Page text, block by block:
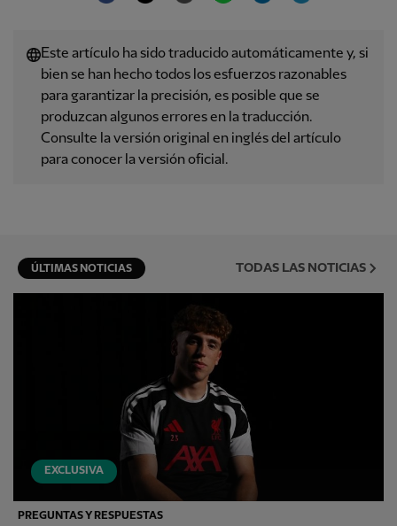
Este artículo ha sido traducido automáticamente y, si
bien se han hecho todos los esfuerzos razonables
para garantizar la precisión, es posible que se
produzcan algunos errores en la traducción.
Consulte la versión original en inglés del artículo
para conocer la versión oficial.
ÚLTIMAS NOTICIAS TODAS LAS NOTICIAS
EXCLUSIVA
PREGUNTAS Y RESPUESTAS